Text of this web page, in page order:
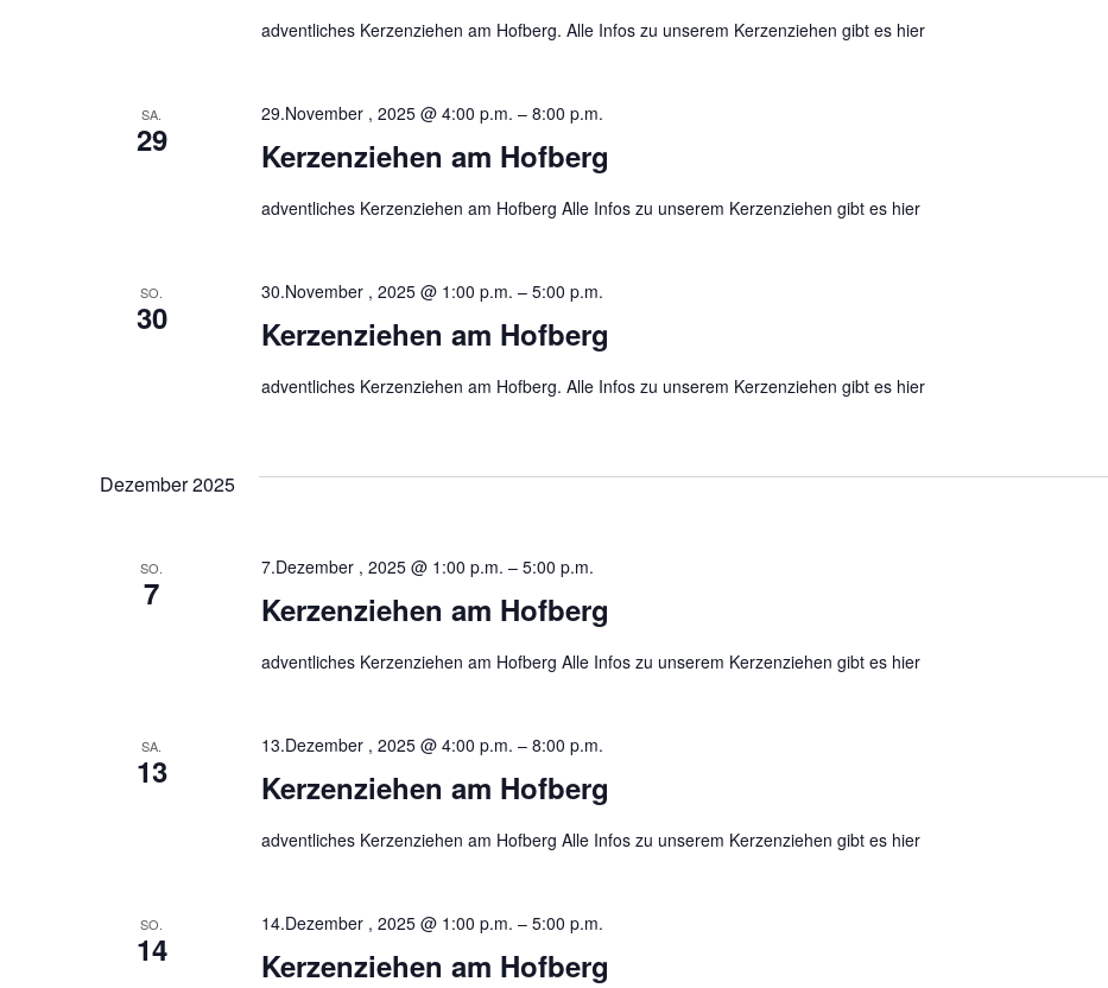
adventliches Kerzenziehen am Hofberg. Alle Infos zu unserem Kerzenziehen gibt es hier
SA.
29 Kerzenziehen am Hofberg
29.November , 2025 @ 4:00 p.m. – 8:00 p.m.
adventliches Kerzenziehen am Hofberg Alle Infos zu unserem Kerzenziehen gibt es hier
SO.
30 Kerzenziehen am Hofberg
30.November , 2025 @ 1:00 p.m. – 5:00 p.m.
adventliches Kerzenziehen am Hofberg. Alle Infos zu unserem Kerzenziehen gibt es hier
Dezember 2025
SO.
7 Kerzenziehen am Hofberg
7.Dezember , 2025 @ 1:00 p.m. – 5:00 p.m.
adventliches Kerzenziehen am Hofberg Alle Infos zu unserem Kerzenziehen gibt es hier
SA.
13 Kerzenziehen am Hofberg
13.Dezember , 2025 @ 4:00 p.m. – 8:00 p.m.
adventliches Kerzenziehen am Hofberg Alle Infos zu unserem Kerzenziehen gibt es hier
SO.
14 Kerzenziehen am Hofberg
14.Dezember , 2025 @ 1:00 p.m. – 5:00 p.m.